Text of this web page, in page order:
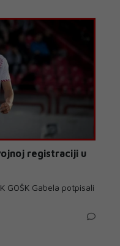
registraciji u
GOŠK Gabela potpisali